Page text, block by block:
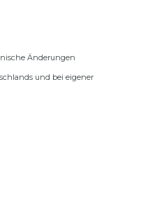
Änderungen
und bei eigener